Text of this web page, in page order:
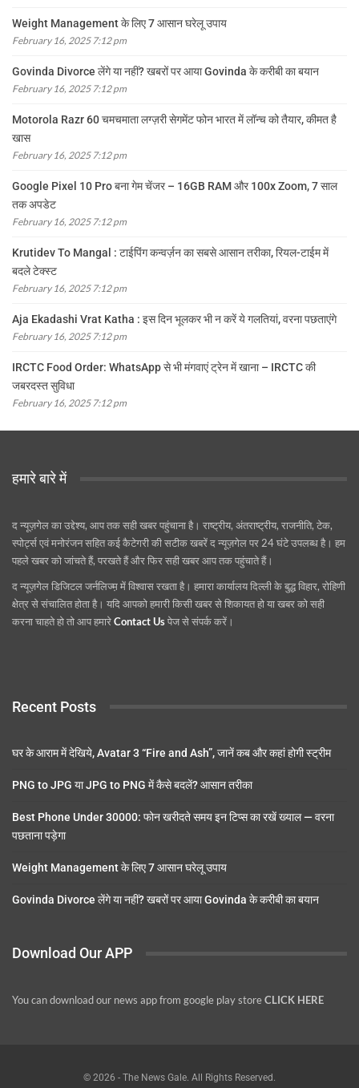
Weight Management के लिए 7 आसान घरेलू उपाय
February 16, 2025 7:12 pm
Govinda Divorce लेंगे या नहीं? खबरों पर आया Govinda के करीबी का बयान
February 16, 2025 7:12 pm
Motorola Razr 60 चमचमाता लग्ज़री सेगमेंट फोन भारत में लॉन्च को तैयार, कीमत है
खास
February 16, 2025 7:12 pm
Google Pixel 10 Pro बना गेम चेंजर – 16GB RAM और 100x Zoom, 7 साल
तक अपडेट
February 16, 2025 7:12 pm
Krutidev To Mangal : टाईपिंग कन्वर्ज़न का सबसे आसान तरीका, रियल-टाईम में
बदले टेक्स्ट
February 16, 2025 7:12 pm
Aja Ekadashi Vrat Katha : इस दिन भूलकर भी न करें ये गलतियां, वरना पछताएंगे
February 16, 2025 7:12 pm
IRCTC Food Order: WhatsApp से भी मंगवाएं ट्रेन में खाना – IRCTC की
जबरदस्त सुविधा
February 16, 2025 7:12 pm
हमारे बारे में
द न्यूज़गेल का उद्देश्य, आप तक सही खबर पहुंचाना है। राष्ट्रीय, अंतराष्ट्रीय, राजनीति, टेक,
स्पोर्ट्स एवं मनोरंजन सहित कई कैटेगरी की सटीक खबरें द न्यूज़गेल पर 24 घंटे उपलब्ध है। हम
पहले खबर को जांचते हैं, परखते हैं और फिर सही खबर आप तक पहुंचाते हैं।
द न्यूज़गेल डिजिटल जर्नलिज्म़ में विश्वास रखता है। हमारा कार्यालय दिल्ली के बुद्ध विहार, रोहिणी
क्षेत्र से संचालित होता है। यदि आपको हमारी किसी खबर से शिकायत हो या खबर को सही
करना चाहते हो तो आप हमारेContact Usपेज से संपर्क करें।
Recent Posts
घर के आराम में देखिये, Avatar 3 “Fire and Ash”, जानें कब और कहां होगी स्ट्रीम
PNG to JPG या JPG to PNG में कैसे बदलें? आसान तरीका
Best Phone Under 30000: फोन खरीदते समय इन टिप्स का रखें ख्याल — वरना
पछताना पड़ेगा
Weight Management के लिए 7 आसान घरेलू उपाय
Govinda Divorce लेंगे या नहीं? खबरों पर आया Govinda के करीबी का बयान
Download Our APP
You can download our news app from google play storeCLICK HERE
© 2026 - The News Gale. All Rights Reserved.